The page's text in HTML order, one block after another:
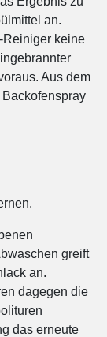
an.
Reiniger keine
Aus dem
greift
an.
dagegen die
das erneute